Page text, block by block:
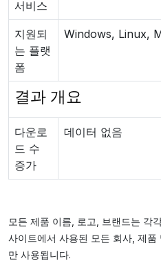
서비스
지원되
는 플랫
폼
Windows, Linux,
결과 개요
다운로
드 수
증가
데이터 없음
모든 제품 이름, 로고, 브랜드는 각
사이트에서 사용된 모든 회사, 제
만 사용됩니다.